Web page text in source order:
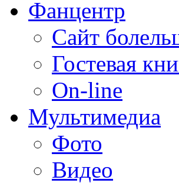
Фанцентр
Сайт
Гостевая
On-line
Мультимедиа
Фото
Видео